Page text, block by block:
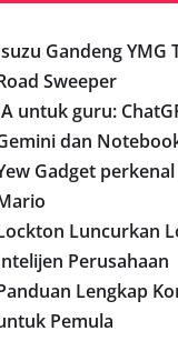
Gandeng YMG
Sweeper
untuk guru:
dan
Gadget
Luncurkan
Perusahaan
Lengkap
Pemula